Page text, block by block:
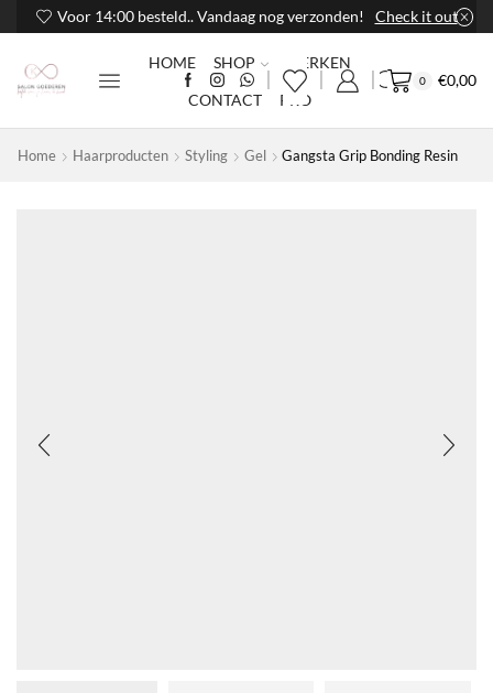
Voor 14:00 besteld.. Vandaag nog verzonden! Check it out
HOME SHOP
MERKEN
CONTACT
PRO
0 €0,00
Home Haarproducten Styling Gel Gangsta Grip Bonding Resin